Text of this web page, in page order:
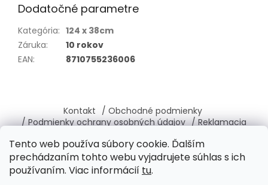
Tento web používa súbory cookie. Ďalším
prechádzaním tohto webu vyjadrujete súhlas s ich
používaním. Viac informácií tu.
Dodatočné parametre
Kategória: 124 x 38cm
Záruka:
10 rokov
EAN: 8710755236006
p
ä
Kontakt / Obchodné podmienky
/ Podmienky ochrany osobných údajov / Reklamacia